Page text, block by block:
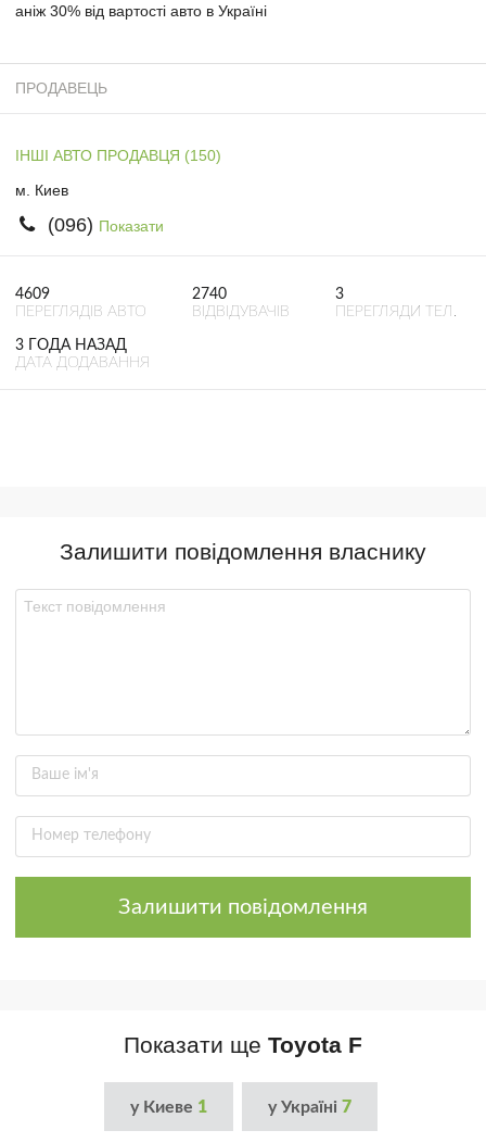
аніж 30% від вартості авто в Україні
ПРОДАВЕЦЬ
ІНШІ АВТО ПРОДАВЦЯ (150)
м. Киев
(096) Показати
4609
ПЕРЕГЛЯДІВ АВТО
2740
ВІДВІДУВАЧІВ
3
ПЕРЕГЛЯДИ ТЕЛ.
3 ГОДА НАЗАД
ДАТА ДОДАВАННЯ
Залишити повідомлення власнику
Залишити повідомлення
Показати ще Toyota F
у Киеве 1 у Україні 7